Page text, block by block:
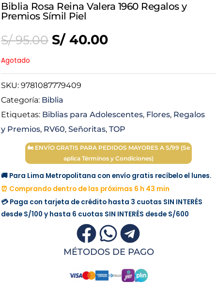
Biblia Rosa Reina Valera 1960 Regalos y
Premios Símil Piel
S/95.00 Original
was:
S/ 95.00.
S/ 40.00Current
Agotado
SKU: 9781087779409
Categoría: Biblia
Etiquetas: Biblias para Adolescentes, Flores, Regalos
y Premios, RV60, Señoritas, TOP
🏍 ENVÍO GRATIS PARA PEDIDOS MAYORES A S/99 (Se
aplica Términos y Condiciones)
🚚 Para Lima Metropolitana con envío gratis recíbelo el lunes.
⏰ Comprando dentro de las próximas 6 h 43 min
💳 Paga con tarjeta de crédito hasta 3 cuotas SIN INTERÉS
desde S/100 y hasta 6 cuotas SIN INTERÉS desde S/600
MÉTODOS DE PAGO